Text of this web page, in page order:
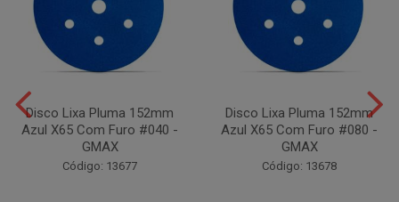
Disco Lixa Pluma 152mm
Azul X65 Com Furo #040 -
GMAX
Código: 13677
Disco Lixa Pluma 152mm
Azul X65 Com Furo #080 -
GMAX
Código: 13678